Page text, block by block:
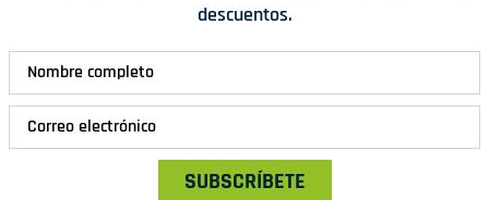
descuentos.
SUBSCRÍBETE